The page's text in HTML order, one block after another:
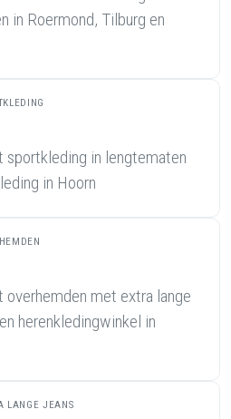
in Roermond, Tilburg en
sportkleding in lengtematen
in Hoorn
overhemden met extra lange
herenkledingwinkel in
LANGE JEANS